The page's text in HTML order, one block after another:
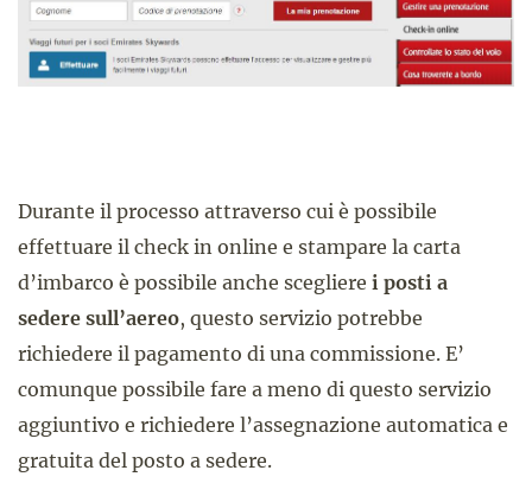
Durante il processo attraverso cui è possibile
effettuare il check in online e stampare la carta
d’imbarco è possibile anche scegliere i posti a
sedere sull’aereo, questo servizio potrebbe
richiedere il pagamento di una commissione. E’
comunque possibile fare a meno di questo servizio
aggiuntivo e richiedere l’assegnazione automatica e
gratuita del posto a sedere.